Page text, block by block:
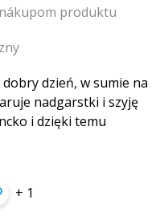
produktu
dzień, w sumie na
nadgarstki i szyję
i dzięki temu
+ 1